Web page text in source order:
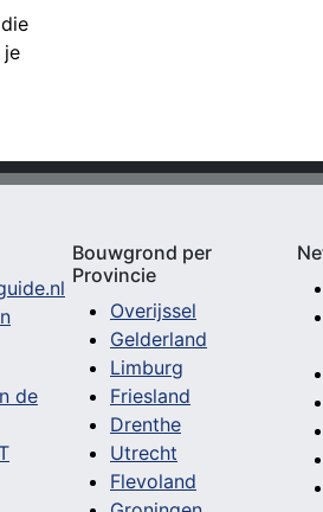
je
de
Bouwgrond per
Provincie
Overijssel
Gelderland
Limburg
Friesland
Drenthe
Utrecht
Flevoland